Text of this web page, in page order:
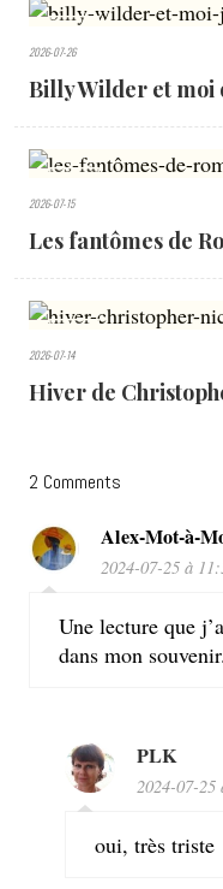
371
VIEWS
2026-07-26
Billy Wilder et moi
VIEWS
2026-07-15
Les fantômes de
VIEWS
2026-07-14
Hiver de
2 Comments
Alex-Mot-à-
2024-07-25 à
Une lecture que
dans mon souvenir.
PLK
2024-07-
oui, très triste